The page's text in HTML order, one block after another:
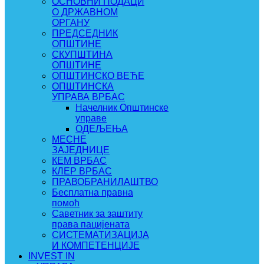
О ДРЖАВНОМ
ОРГАНУ
ПРЕДСЕДНИК
ОПШТИНЕ
СКУПШТИНА
ОПШТИНЕ
ОПШТИНСКО ВЕЋЕ
ОПШТИНСКА
УПРАВА ВРБАС
Начелник Општинске
управе
ОДЕЉЕЊА
МЕСНЕ
ЗАЈЕДНИЦЕ
КЕМ ВРБАС
КЛЕР ВРБАС
ПРАВОБРАНИЛАШТВО
Бесплатна правна
помоћ
Саветник за заштиту
права пацијената
СИСТЕМАТИЗАЦИЈА
И КОМПЕТЕНЦИЈЕ
INVEST IN